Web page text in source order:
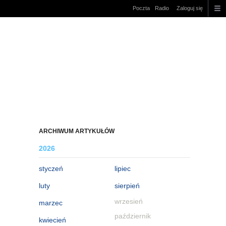
Poczta Radio Zaloguj się
ARCHIWUM ARTYKUŁÓW
2026
styczeń
luty
marzec
kwiecień
lipiec
sierpień
wrzesień
październik